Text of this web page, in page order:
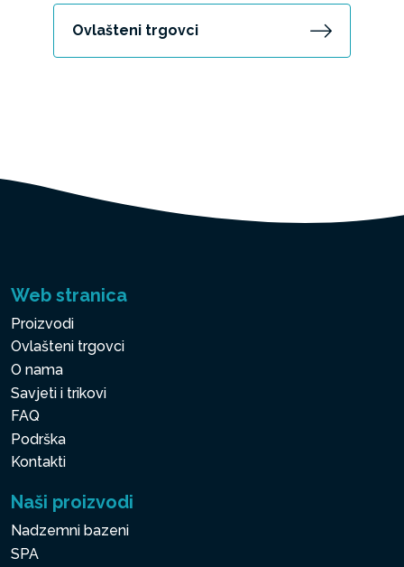
Ovlašteni trgovci
Web stranica
Proizvodi
Ovlašteni trgovci
O nama
Savjeti i trikovi
FAQ
Podrška
Kontakti
Naši proizvodi
Nadzemni bazeni
SPA